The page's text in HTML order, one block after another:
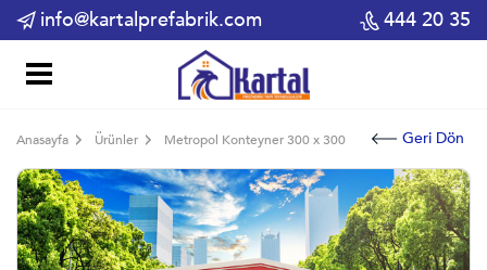
info@kartalprefabrik.com 444 20 35
Anasayfa Ürünler Metropol Konteyner 300 x 300 Geri Dön